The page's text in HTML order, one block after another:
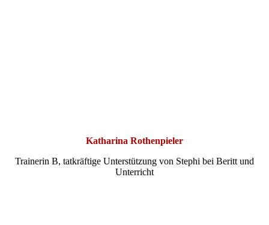
Katharina Rothenpieler
Trainerin B, tatkräftige Unterstützung von Stephi bei Beritt und
Unterricht